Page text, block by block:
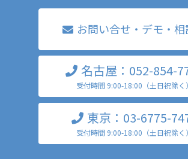
お問い合せ・デモ・
名古屋：052-854-
受付時間 9:00-18:00（土日祝除く）
東京：03-6775-
受付時間 9:00-18:00（土日祝除く）